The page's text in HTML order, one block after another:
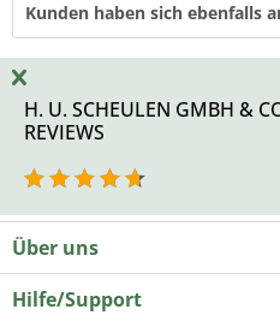
Kunden haben sich ebenfalls
H. U. SCHEULEN GMBH &
REVIEWS
Über uns
Hilfe/Support